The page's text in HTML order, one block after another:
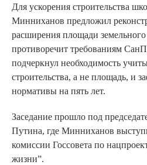
Для ускорения строительства
Минниханов предложил
расширения площади земельного
противоречит требованиям
подчеркнул необходимость
строительства, а не площадь, и
нормативы на пять лет.
Заседание прошло под
Путина, где Минниханов
комиссии Госсовета по
жизни”.